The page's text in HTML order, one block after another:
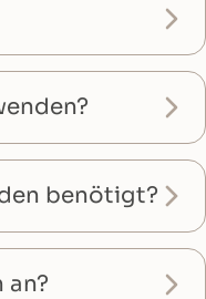
benötigt?
an?